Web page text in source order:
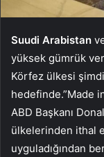
Suudi Arabistan
yüksek gümrük
Körfez ülkesi
hedefinde.”Made
ABD Başkanı
ülkelerinden ithal
uyguladığından